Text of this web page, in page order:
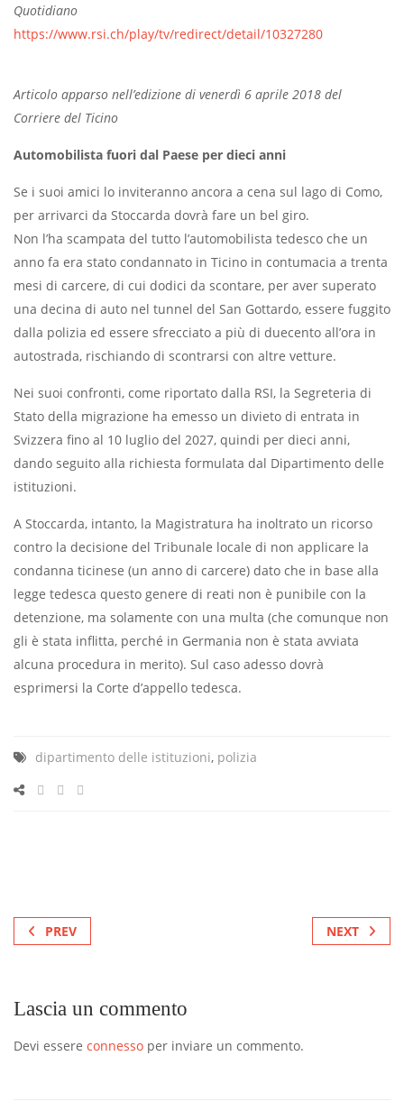
Quotidiano
https://www.rsi.ch/play/tv/redirect/detail/10327280
Articolo apparso nell’edizione di venerdì 6 aprile 2018 del
Corriere del Ticino
Automobilista fuori dal Paese per dieci anni
Se i suoi amici lo inviteranno ancora a cena sul lago di Como,
per arrivarci da Stoccarda dovrà fare un bel giro.
Non l’ha scampata del tutto l’automobilista tedesco che un
anno fa era stato condannato in Ticino in contumacia a trenta
mesi di carcere, di cui dodici da scontare, per aver superato
una decina di auto nel tunnel del San Gottardo, essere fuggito
dalla polizia ed essere sfrecciato a più di duecento all’ora in
autostrada, rischiando di scontrarsi con altre vetture.
Nei suoi confronti, come riportato dalla RSI, la Segreteria di
Stato della migrazione ha emesso un divieto di entrata in
Svizzera fino al 10 luglio del 2027, quindi per dieci anni,
dando seguito alla richiesta formulata dal Dipartimento delle
istituzioni.
A Stoccarda, intanto, la Magistratura ha inoltrato un ricorso
contro la decisione del Tribunale locale di non applicare la
condanna ticinese (un anno di carcere) dato che in base alla
legge tedesca questo genere di reati non è punibile con la
detenzione, ma solamente con una multa (che comunque non
gli è stata inflitta, perché in Germania non è stata avviata
alcuna procedura in merito). Sul caso adesso dovrà
esprimersi la Corte d’appello tedesca.
dipartimento delle istituzioni, polizia
PREV NEXT
Lascia un commento
Devi essere connesso per inviare un commento.